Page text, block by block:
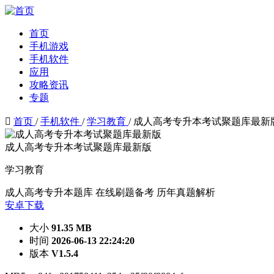
首页
手机游戏
手机软件
应用
攻略资讯
专题
 首页 / 手机软件 / 学习教育 / 成人高考专升本考试聚题库最新
成人高考专升本考试聚题库最新版
学习教育
成人高考专升本题库 在线刷题备考 历年真题解析
安卓下载
大小 91.35 MB
时间 2026-06-13 22:24:20
版本 V1.5.4